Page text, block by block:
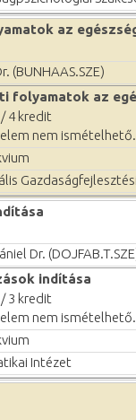
az
(BUNHAAS.SZE)
folyamatok az
4 kredit
nem ismételhető.
Dr.
indítása
3 kredit
nem ismételhető.
Intézet